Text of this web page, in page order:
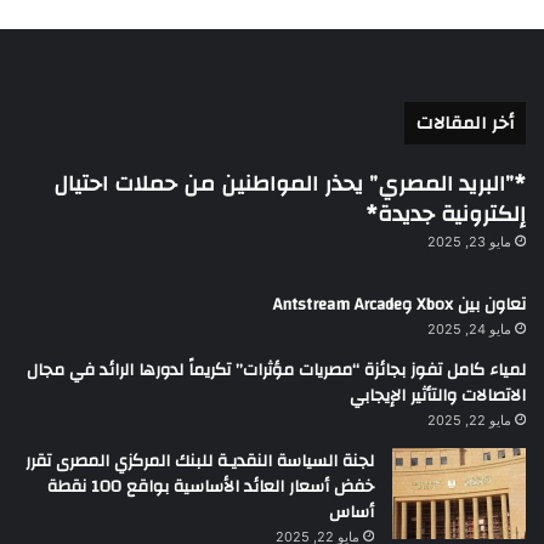
أخر المقالات
*”البريد المصري” يحذر المواطنين من حملات احتيال
إلكترونية جديدة*
مايو 23, 2025
تعاون بين Xbox وAntstream Arcade
مايو 24, 2025
لمياء كامل تفوز بجائزة “مصريات مؤثرات” تكريماً لدورها الرائد في مجال
الاتصالات والتأثير الإيجابي
مايو 22, 2025
لجنة السياسة النقديـة للبنك المركزي المصرى تقرر
خفض أسعار العائد الأساسية بواقع 100 نقطة
أساس
مايو 22, 2025